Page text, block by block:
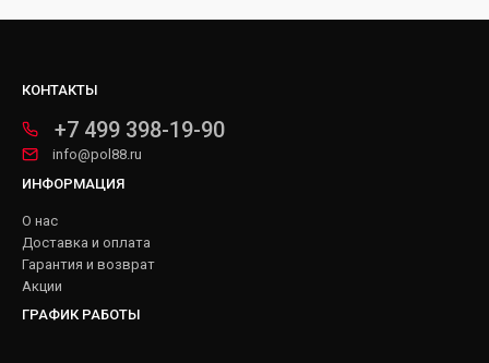
КОНТАКТЫ
+7 499 398-19-90
info@pol88.ru
ИНФОРМАЦИЯ
О нас
Доставка и оплата
Гарантия и возврат
Акции
ГРАФИК РАБОТЫ